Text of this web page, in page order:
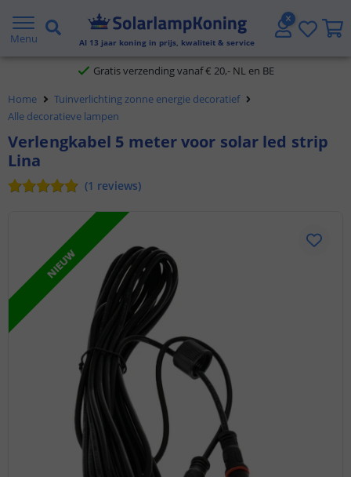
Menu Al 13 jaar koning in prijs, kwaliteit & service
2 jaar garantie
Gratis verzending vanaf € 20,- NL en BE
Klantbeoordeling 9.1
Voor 23:45 uur besteld,morgen in huis
Home
Tuinverlichting zonne energie decoratief
Alle decoratieve lampen
Verlengkabel 5 meter voor solar led strip
Lina
(1 reviews)
NIEUW